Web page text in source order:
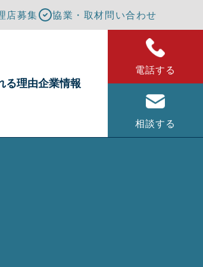
店募集 協業・取材問い合わせ
る理由企業情報
電話する
相談する